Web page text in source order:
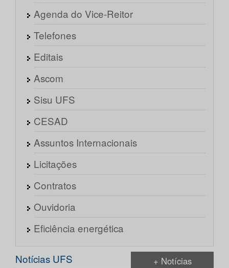
Agenda do Vice-Reitor
Telefones
Editais
Ascom
Sisu UFS
CESAD
Assuntos Internacionais
Licitações
Contratos
Ouvidoria
Eficiência energética
Notícias UFS + Notícias